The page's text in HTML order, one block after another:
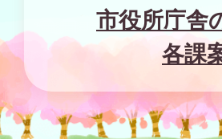
市役所庁舎
各課